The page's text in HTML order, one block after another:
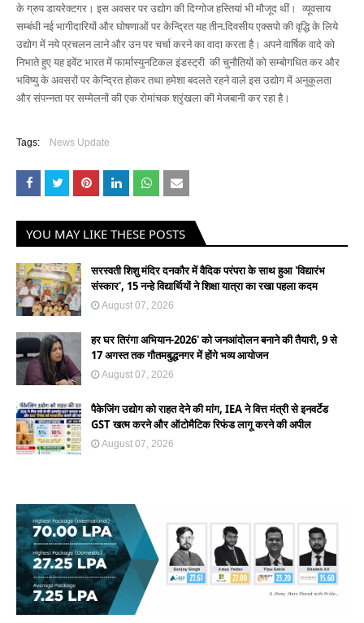
के ग्रुप डायरेक्टगर। इस अवसर पर उद्योग की दिग्गोज हस्तियां भी मौजूद थीं। व्यूवसाय
सम्बंधी नई भागीदारियों और घोषणाओं पर केन्द्रित यह तीन.दिवसीय एक्सपो की वृद्धि के लिये
उद्योग में नये प्रचलन लाने और उन पर चर्चा करने का वादा करता है। अपने वार्षिक वादे को
निभाते हुए यह इवेंट भारत में फार्मास्युनटिकल इंडस्ट्री की चुनौतियों को सम्बोगधित कर और
भविष्यु के अवसरों पर केन्द्रित होकर तथा हमेशा बदलते रहने वाले इस उद्योग में अनुकूलता
और संपन्नता पर सम्मे‍लनों की एक रोमांचक श्रृंखला की मेजबानी कर रहा है।
Tags: News Update
YOU MAY LIKE THESE POSTS
सरस्वती शिशु मंदिर दनकौर में वैदिक परंपरा के साथ हुआ 'विद्यारंभ
संस्कार', 15 नन्हे विद्यार्थियों ने शिक्षा यात्रा का रखा पहला कदम
August 07, 2026
हर घर तिरंगा अभियान-2026' को जनआंदोलन बनाने की तैयारी, 9 से
17 अगस्त तक गौतमबुद्धनगर में होंगे भव्य आयोजन
August 07, 2026
पैकेजिंग उद्योग को राहत देने की मांग, IEA ने वित्त मंत्री से इनवर्टेड
GST खत्म करने और ऑटोमैटिक रिफंड लागू करने की अपील
August 07, 2026